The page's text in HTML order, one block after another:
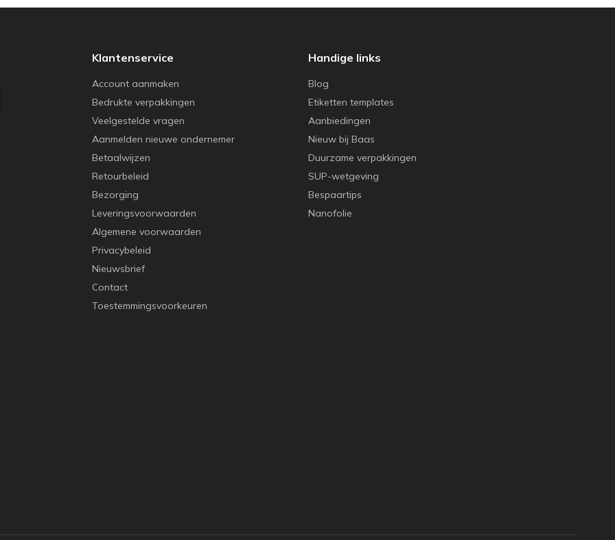
Klantenservice
Account aanmaken
Bedrukte verpakkingen
Veelgestelde vragen
Aanmelden nieuwe ondernemer
Betaalwijzen
Retourbeleid
Bezorging
Leveringsvoorwaarden
Algemene voorwaarden
Privacybeleid
Nieuwsbrief
Contact
Toestemmingsvoorkeuren
Handige links
Blog
Etiketten templates
Aanbiedingen
Nieuw bij Baas
Duurzame verpakkingen
SUP-wetgeving
Bespaartips
Nanofolie